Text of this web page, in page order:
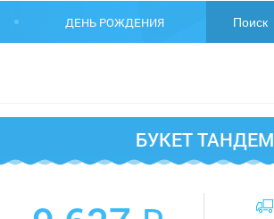
ДЕНЬ РОЖДЕНИЯ
БУКЕТ ТАНДЕМ